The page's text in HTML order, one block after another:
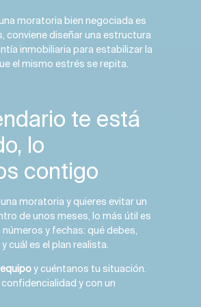
moratoria bien negociada es
conviene diseñar una estructura
inmobiliaria para estabilizar la
el mismo estrés se repita.
te está
lo
contigo
moratoria y quieres evitar un
de unos meses, lo más útil es
y fechas: qué debes,
cuál es el plan realista.
y cuéntanos tu situación.
y con un